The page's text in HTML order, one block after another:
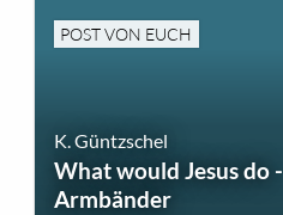
POST VON EUCH
K. Güntzschel
What would Jesus do -
Armbänder